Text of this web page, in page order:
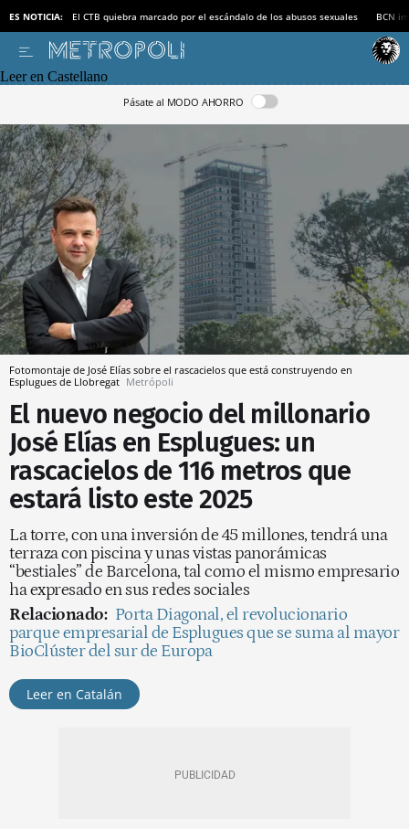
ES NOTICIA: El CTB quiebra marcado por el escándalo de los abusos sexuales BCN
Leer en Castellano
Pásate al MODO AHORRO
Fotomontaje de José Elías sobre el rascacielos que está construyendo en
Esplugues de Llobregat Metrópoli
El nuevo negocio del millonario
José Elías en Esplugues: un
rascacielos de 116 metros que
estará listo este 2025
La torre, con una inversión de 45 millones, tendrá una
terraza con piscina y unas vistas panorámicas
“bestiales” de Barcelona, tal como el mismo empresario
ha expresado en sus redes sociales
Relacionado: Porta Diagonal, el revolucionario
parque empresarial de Esplugues que se suma al mayor
BioClúster del sur de Europa
Leer en Catalán